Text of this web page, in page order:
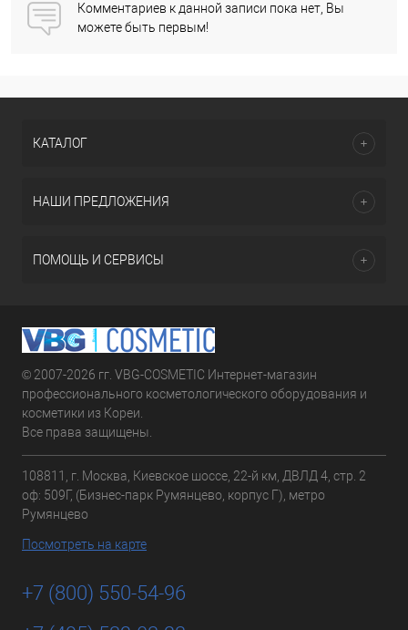
Комментариев к данной записи пока нет, Вы
можете быть первым!
КАТАЛОГ
НАШИ ПРЕДЛОЖЕНИЯ
ПОМОЩЬ И СЕРВИСЫ
© 2007-2026 гг. VBG-COSMETIC Интернет-магазин
профессионального косметологического оборудования и
косметики из Кореи.
Все права защищены.
108811, г. Москва, Киевское шоссе, 22-й км, ДВЛД 4, стр. 2
оф: 509Г, (Бизнес-парк Румянцево, корпус Г), метро
Румянцево
Посмотреть на карте
+7 (800) 550-54-96